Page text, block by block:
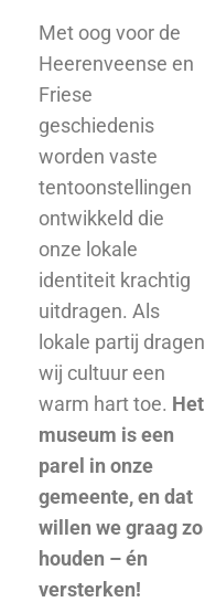
Met oog voor de
Heerenveense en
Friese
geschiedenis
worden vaste
tentoonstellingen
ontwikkeld die
onze lokale
identiteit krachtig
uitdragen. Als
lokale partij dragen
wij cultuur een
warm hart toe. Het
museum is een
parel in onze
gemeente, en dat
willen we graag zo
houden – én
versterken!